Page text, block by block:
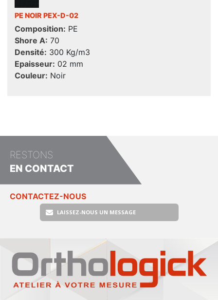
PE NOIR PEX-D-02
Composition: PE
Shore A: 70
Densité: 300 Kg/m3
Epaisseur: 02 mm
Couleur: Noir
RESTONS
EN CONTACT
CONTACTEZ-NOUS
LAISSEZ-NOUS UN MESSAGE